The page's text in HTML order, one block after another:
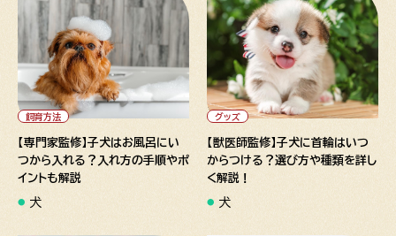
" alt="【専門家監修】子犬はお
風呂にいつから入れる？入れ方
の手順やポイントも解説">
飼育方法
【専門家監修】子犬はお風呂にい
つから入れる？入れ方の手順やポ
イントも解説
犬
" alt="【獣医師監修】子犬に首
輪はいつからつける？選び方や
種類を詳しく解説！">
グッズ
【獣医師監修】子犬に首輪はいつ
からつける？選び方や種類を詳し
く解説！
犬